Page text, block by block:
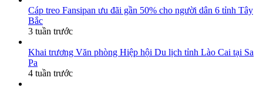
Cáp treo Fansipan ưu đãi gần 50% cho người dân 6 tỉnh Tây
Bắc
3 tuần trước
Khai trương Văn phòng Hiệp hội Du lịch tỉnh Lào Cai tại Sa
Pa
4 tuần trước